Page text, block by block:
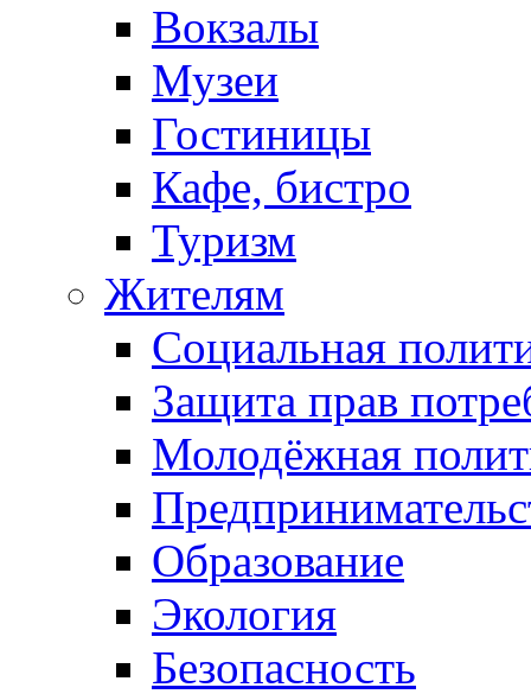
Вокзалы
Музеи
Гостиницы
Кафе, бистро
Туризм
Жителям
Социальная
Защита прав
Молодёжная
Образование
Экология
Безопасность